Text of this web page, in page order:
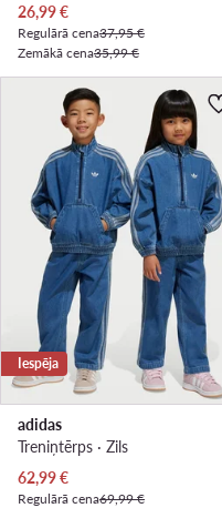
Pašreizējā cena
26,99€
Regulārā cena37,95 €
Zemākā cena35,99 €
Iespēja
adidas
Treniņtērps · Zils
Pašreizējā cena
62,99€
Regulārā cena69,99 €